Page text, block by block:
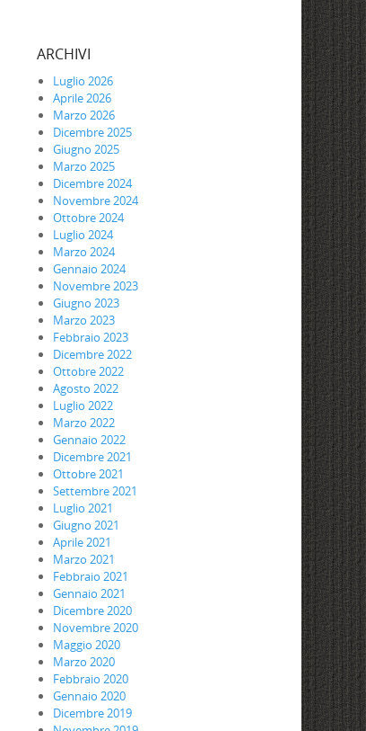
ARCHIVI
Luglio 2026
Aprile 2026
Marzo 2026
Dicembre 2025
Giugno 2025
Marzo 2025
Dicembre 2024
Novembre 2024
Ottobre 2024
Luglio 2024
Marzo 2024
Gennaio 2024
Novembre 2023
Giugno 2023
Marzo 2023
Febbraio 2023
Dicembre 2022
Ottobre 2022
Agosto 2022
Luglio 2022
Marzo 2022
Gennaio 2022
Dicembre 2021
Ottobre 2021
Settembre 2021
Luglio 2021
Giugno 2021
Aprile 2021
Marzo 2021
Febbraio 2021
Gennaio 2021
Dicembre 2020
Novembre 2020
Maggio 2020
Marzo 2020
Febbraio 2020
Gennaio 2020
Dicembre 2019